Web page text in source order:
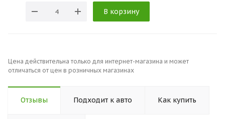
В корзину
Цена действительна только для интернет-магазина и может
отличаться от цен в розничных магазинах
Отзывы Подходит к авто Как купить